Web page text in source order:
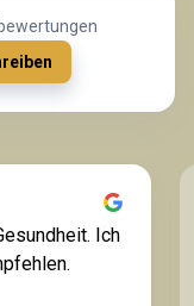
bewertungen
Ich